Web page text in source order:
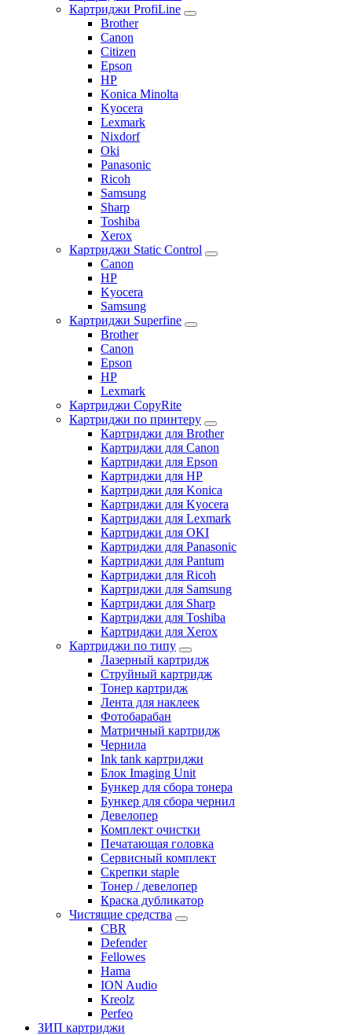
Картриджи ProfiLine
Brother
Canon
Citizen
Epson
HP
Konica Minolta
Kyocera
Lexmark
Nixdorf
Oki
Panasonic
Ricoh
Samsung
Sharp
Toshiba
Xerox
Картриджи Static Control
Canon
HP
Kyocera
Samsung
Картриджи Superfine
Brother
Canon
Epson
HP
Lexmark
Картриджи CopyRite
Картриджи по принтеру
Картриджи для Brother
Картриджи для Canon
Картриджи для Epson
Картриджи для HP
Картриджи для Konica
Картриджи для Kyocera
Картриджи для Lexmark
Картриджи для OKI
Картриджи для Panasonic
Картриджи для Pantum
Картриджи для Ricoh
Картриджи для Samsung
Картриджи для Sharp
Картриджи для Toshiba
Картриджи для Xerox
Картриджи по типу
Лазерный картридж
Струйный картридж
Тонер картридж
Лента для наклеек
Фотобарабан
Матричный картридж
Чернила
Ink tank картриджи
Блок Imaging Unit
Бункер для сбора тонера
Бункер для сбора чернил
Девелопер
Комплект очистки
Печатающая головка
Сервисный комплект
Скрепки staple
Тонер / девелопер
Краска дубликатор
Чистящие средства
CBR
Defender
Fellowes
Hama
ION Audio
Kreolz
Perfeo
ЗИП картриджи